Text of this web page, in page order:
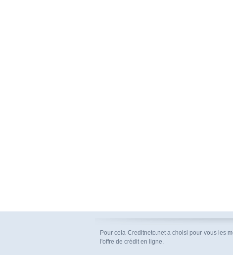
Pour cela Creditneto.net a choisi pour vous les
l'offre de crédit en ligne.